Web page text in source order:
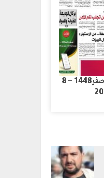
صحيفة الثورة السبت 25 صفر1448 – 8